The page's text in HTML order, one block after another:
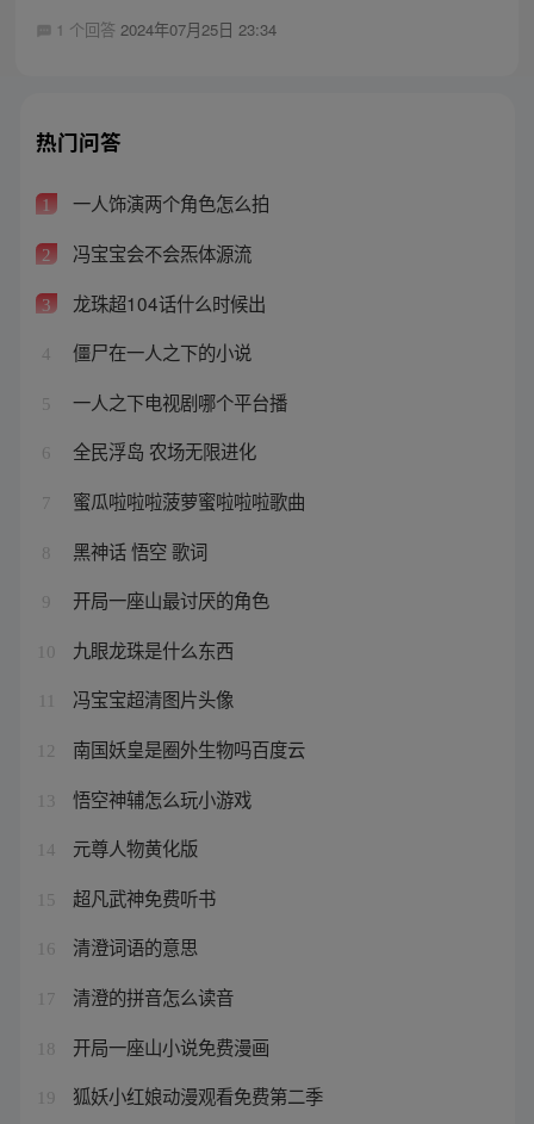
1 个回答 2024年07月25日 23:34
热门问答
1 一人饰演两个角色怎么拍
2 冯宝宝会不会炁体源流
3 龙珠超104话什么时候出
4 僵尸在一人之下的小说
5 一人之下电视剧哪个平台播
6 全民浮岛 农场无限进化
7 蜜瓜啦啦啦菠萝蜜啦啦啦歌曲
8 黑神话 悟空 歌词
9 开局一座山最讨厌的角色
10 九眼龙珠是什么东西
冯宝宝超清图片头像
12 南国妖皇是圈外生物吗百度云
13 悟空神辅怎么玩小游戏
14 元尊人物黄化版
15 超凡武神免费听书
16 清澄词语的意思
17 清澄的拼音怎么读音
18 开局一座山小说免费漫画
19 狐妖小红娘动漫观看免费第二季